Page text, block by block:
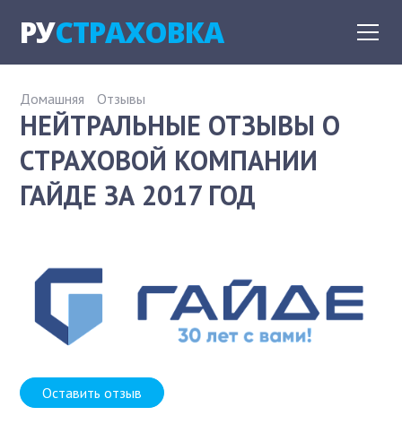
РУСТРАХОВКА
Домашняя Отзывы
НЕЙТРАЛЬНЫЕ ОТЗЫВЫ О
СТРАХОВОЙ КОМПАНИИ
ГАЙДЕ ЗА 2017 ГОД
Оставить отзыв